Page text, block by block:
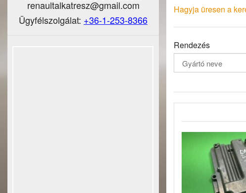
Hagyja üresen a
Rendezés
renaultalkatresz@gmail.com
Ügyfélszolgálat: +36-1-253-8366